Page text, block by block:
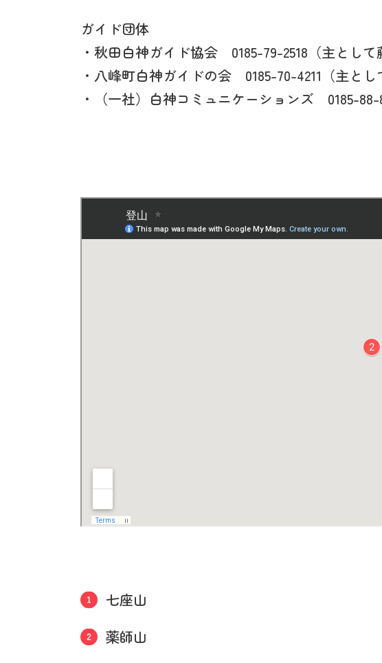
ガイド団体
・秋田白神ガイド協会 0185-79-2518（主として
・八峰町白神ガイドの会 0185-70-4211（主とし
・（一社）白神コミュニケーションズ 0185-
七座山
薬師山